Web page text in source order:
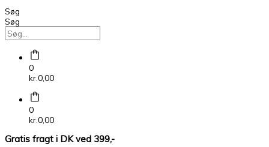
Søg
Søg
0
kr.0,00
0
kr.0,00
Gratis fragt i DK ved 399,-